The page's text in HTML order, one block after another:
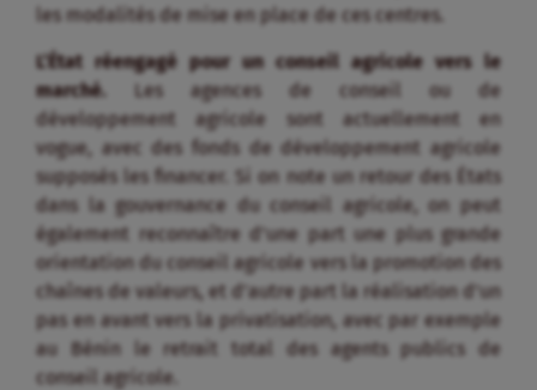
les modalités de mise en place de ces centres.
L’État réengagé pour un conseil agricole vers le
marché.
Les agences de conseil ou de
développement agricole sont actuellement en
vogue, avec des fonds de développement agricole
supposés les financer. Si on note un retour des États
dans la gouvernance du conseil agricole, on peut
également reconnaître d’une part une plus grande
orientation du conseil agricole vers la promotion des
chaînes de valeurs, et d’autre part la réalisation d’un
pas en avant vers la privatisation, avec par exemple
au Bénin le retrait total des agents publics de
conseil agricole.